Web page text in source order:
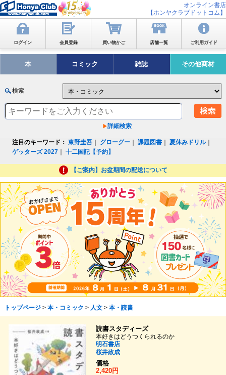
オンライン書店
【ホンヤクラブドットコム】
ログイン 会員登録 買い物かご 店舗一覧 ご利用ガイド
本 コミック 雑誌 その他商材
検索
詳細検索
注目のキーワード： 東野圭吾 グローグー ｜課題図書 ｜夏休みドリル｜
ゲッターズ 2027 ｜十二国記【予約】
【ご案内】お盆期間の配送について
トップページ> 本・コミック > 人文> 本・読書
読書スタディーズ
本好きはどうつくられるのか
明石書店
桜井政成
価格
2,420円